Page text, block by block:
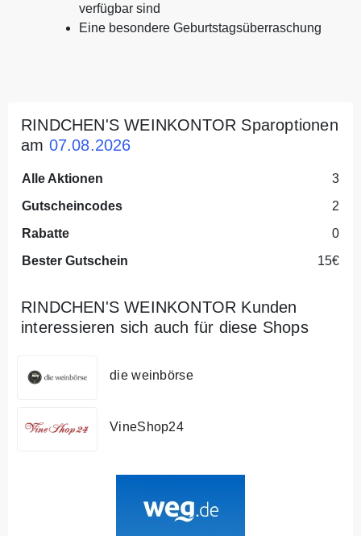
verfügbar sind
Eine besondere Geburtstagsüberraschung
RINDCHEN'S WEINKONTOR Sparoptionen
am 07.08.2026
Alle Aktionen
3
Gutscheincodes
2
Rabatte
0
Bester Gutschein
15€
RINDCHEN'S WEINKONTOR Kunden
interessieren sich auch für diese Shops
die weinbörse
VineShop24